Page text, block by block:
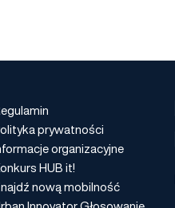
prywatności
organizacyjne
HUB it!
nową mobilność